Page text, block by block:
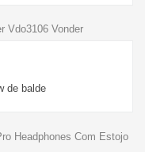
Vdo3106 Vonder
de balde
Headphones Com Estojo